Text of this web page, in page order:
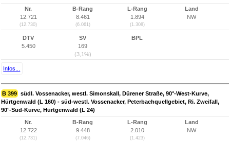
Nr.
12.721
(12.730)
B-Rang
8.461
(6.061)
L-Rang
1.894
(1.308)
Land
NW
DTV
5.450
SV
169
(3,1%)
BPL
Infos...
B 399 südl. Vossenacker, westl. Simonskall, Dürener Straße, 90°-West-Kurve,
Hürtgenwald (L 160) - süd-westl. Vossenacker, Peterbachquellgebiet, Ri. Zweifall,
90°-Süd-Kurve, Hürtgenwald (L 24)
Nr.
12.722
(12.731)
B-Rang
9.448
(7.046)
L-Rang
2.010
(1.423)
Land
NW